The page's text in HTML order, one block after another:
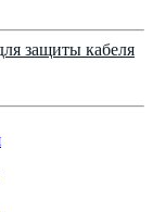
защиты кабеля